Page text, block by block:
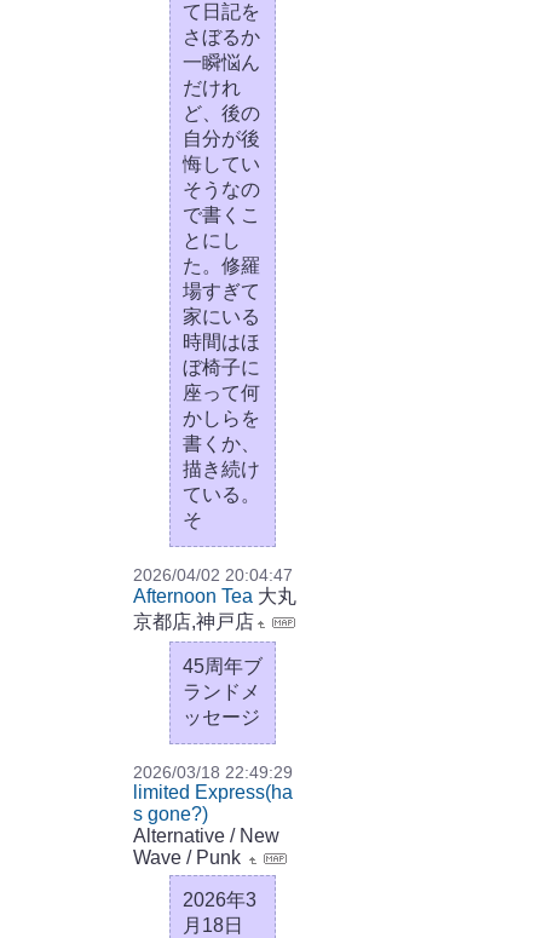
て日記を
さぼるか
一瞬悩ん
だけれ
ど、後の
自分が後
悔してい
そうなの
で書くこ
とにし
た。修羅
場すぎて
家にいる
時間はほ
ぼ椅子に
座って何
かしらを
書くか、
描き続け
ている。
そ
2026/04/02 20:04:47
Afternoon Tea 大丸
京都店,神戸店
45周年ブ
ランドメ
ッセージ
2026/03/18 22:49:29
limited Express(ha
s gone?)
Alternative / New
Wave / Punk
2026年3
月18日